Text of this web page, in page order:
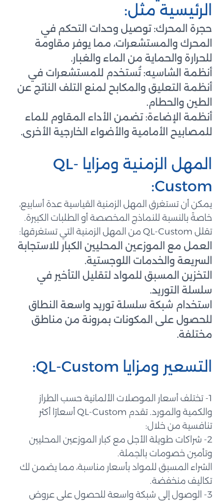
الرئيسية مثل:
حجرة المحرك: توصيل وحدات التحكم في
المحرك والمستشعرات، مما يوفر مقاومة
للحرارة والحماية من الماء والغبار.
أنظمة الشاسيه: تُستخدم للمستشعرات في
أنظمة التعليق والمكابح لمنع التلف الناتج عن
الطين والحطام.
أنظمة الإضاءة: تضمن الأداء المقاوم للماء
للمصابيح الأمامية والأضواء الخارجية الأخرى.
المهل الزمنية ومزايا QL-
Custom:
يمكن أن تستغرق المهل الزمنية القياسية عدة أسابيع،
خاصةً بالنسبة للنماذج المخصصة أو الطلبات الكبيرة.
تقلل QL-Custom من المهل الزمنية التي تستغرقها:
العمل مع الموزعين المحليين الكبار للاستجابة
السريعة والخدمات اللوجستية.
التخزين المسبق للمواد لتقليل التأخير في
سلسلة التوريد.
استخدام شبكة سلسلة توريد واسعة النطاق
للحصول على المكونات بمرونة من مناطق
مختلفة.
التسعير ومزايا QL-Custom:
1- تختلف أسعار الموصلات الألمانية حسب الطراز
والكمية والمورد. تقدم QL-Custom أسعارًا أكثر
تنافسية من خلال:
2- شراكات طويلة الأجل مع كبار الموزعين المحليين
وتأمين خصومات بالجملة.
الشراء المسبق للمواد بأسعار مناسبة، مما يضمن لك
تكاليف منخفضة.
3- الوصول إلى شبكة واسعة للحصول على عروض